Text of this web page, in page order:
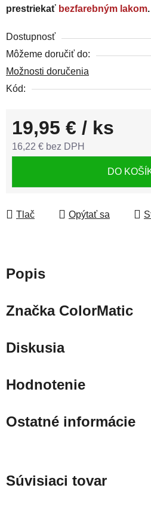
prestriekať bezfarebným lakom.
Dostupnosť
Môžeme doručiť do:
Možnosti doručenia
Kód:
19,95 € / ks
16,22 € bez DPH
DO
Tlač Opýtať sa
Popis
ZnačkaColorMatic
Diskusia
Hodnotenie
Ostatné informácie
Súvisiaci tovar